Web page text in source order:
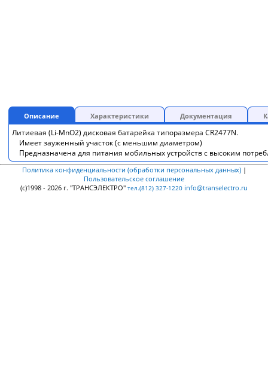
Описание Характеристики Документация
Литиевая (Li-MnO2) дисковая батарейка типоразмера CR2477N.
Имеет зауженный участок (с меньшим диаметром)
Предназначена для питания мобильных устройств с высоким
Политика конфиденциальности (обработки персональных данных) |
Пользовательское соглашение
(c)1998 - 2026 г. "ТРАНСЭЛЕКТРО" тел.(812) 327-1220 info@transelectro.ru